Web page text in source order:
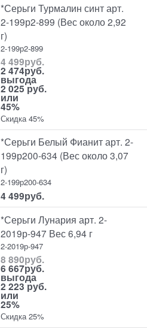
*Серьги Турмалин синт арт.
2-199р2-899 (Вес около 2,92
г)
2-199р2-899
4 499руб.
2 474руб.
выгода
2 025 руб.
или
45%
Скидка 45%
*Серьги Белый Фианит арт. 2-
199р200-634 (Вес около 3,07
г)
2-199р200-634
4 499руб.
*Серьги Лунария арт. 2-
2019р-947 Вес 6,94 г
2-2019р-947
8 890руб.
6 667руб.
выгода
2 223 руб.
или
25%
Скидка 25%